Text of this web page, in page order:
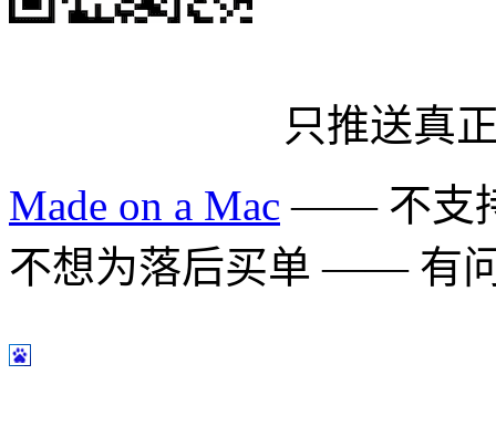
只推送真
Made on a Mac —— 不支
不想为落后买单 —— 有